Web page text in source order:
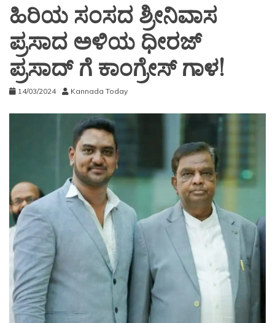
ಹಿರಿಯ ಸಂಸದ ಶ್ರೀನಿವಾಸ
ಪ್ರಸಾದ ಅಳಿಯ ಧೀರಜ್
ಪ್ರಸಾದ್ ಗೆ ಕಾಂಗ್ರೇಸ್ ಗಾಳ!
14/03/2024 Kannada Today